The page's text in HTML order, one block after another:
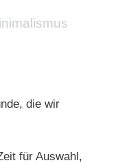
die wir
für Auswahl,